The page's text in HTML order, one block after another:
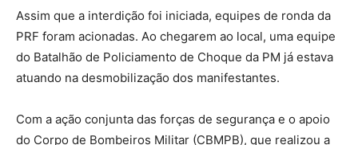
Assim que a interdição foi iniciada, equipes de ronda da
PRF foram acionadas. Ao chegarem ao local, uma equipe
do Batalhão de Policiamento de Choque da PM já estava
atuando na desmobilização dos manifestantes.
Com a ação conjunta das forças de segurança e o apoio
do Corpo de Bombeiros Militar (CBMPB), que realizou a